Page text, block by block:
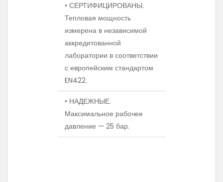
• СЕРТИФИЦИРОВАНЫ.
Тепловая мощность
измерена в независимой
аккредитованной
лаборатории в соответствии
с европейским стандартом
EN422.
• НАДЕЖНЫЕ.
Максимальное рабочее
давление — 25 бар.